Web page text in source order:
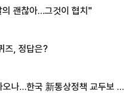
괜찮아…그것이 협치"
즈, 정답은?
나…한국 新통상정책 교두보 활